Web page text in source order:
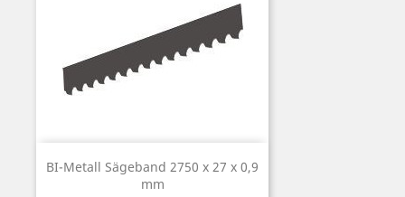
BI-Metall Sägeband 2750 x 27 x 0,9
mm